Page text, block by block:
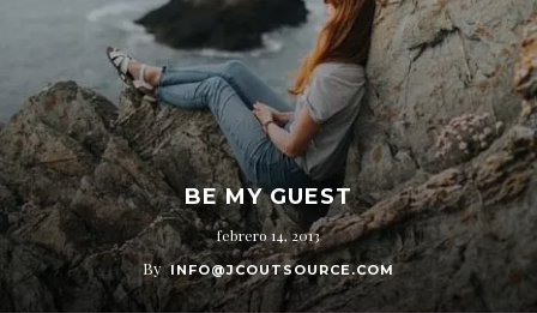
BE MY GUEST
febrero 14, 2013
By INFO@JCOUTSOURCE.COM